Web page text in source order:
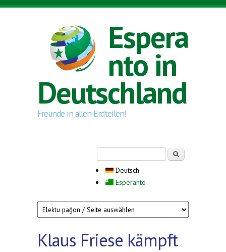
Direkt zum Inhalt
Espera
nto in
Deutschland
Freunde in allen Erdteilen!
Deutsch
Esperanto
Klaus Friese kämpft